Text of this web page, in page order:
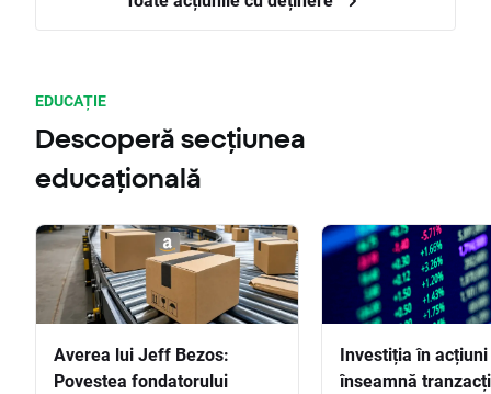
EDUCAȚIE
Descoperă secțiunea
educațională
Averea lui Jeff Bezos:
Povestea fondatorului
Investiția în
înseamnă